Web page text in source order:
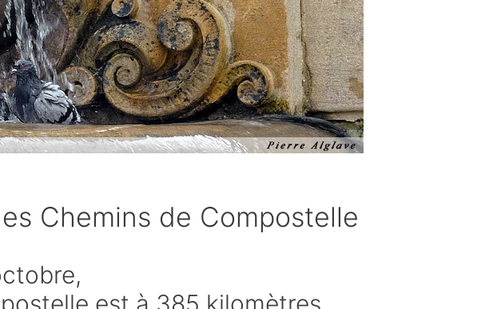
Chemins de Compostelle